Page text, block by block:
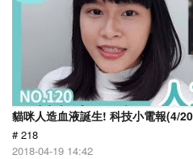
貓咪人造血液誕生! 科技小電報(4/
# 218
2018-04-19 14:42